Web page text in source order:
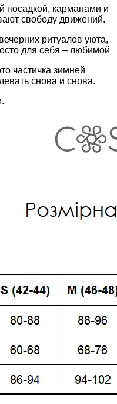
посадкой, карманами и
свободу движений.
ритуалов уюта,
для себя – любимой
частичка зимней
снова и снова.